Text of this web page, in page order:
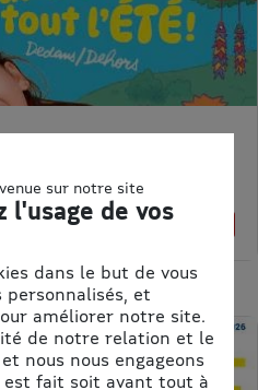
1% de remise
sur notre site
l'usage de vos
dans le but de vous
personnalisés, et
améliorer notre site.
de notre relation et le
nous nous engageons
est fait soit avant tout à